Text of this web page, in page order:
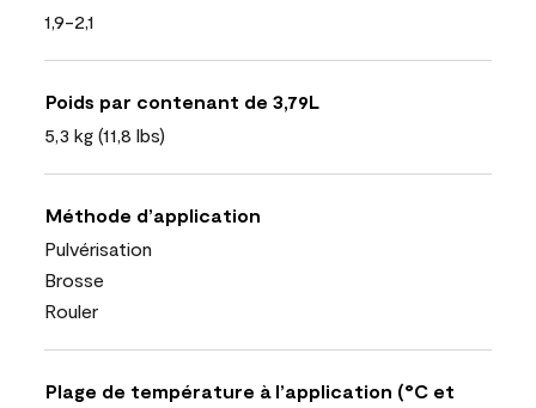
1,9-2,1
Poids par contenant de 3,79L
5,3 kg (11,8 lbs)
Méthode d’application
Pulvérisation
Brosse
Rouler
Plage de température à l’application (°C et